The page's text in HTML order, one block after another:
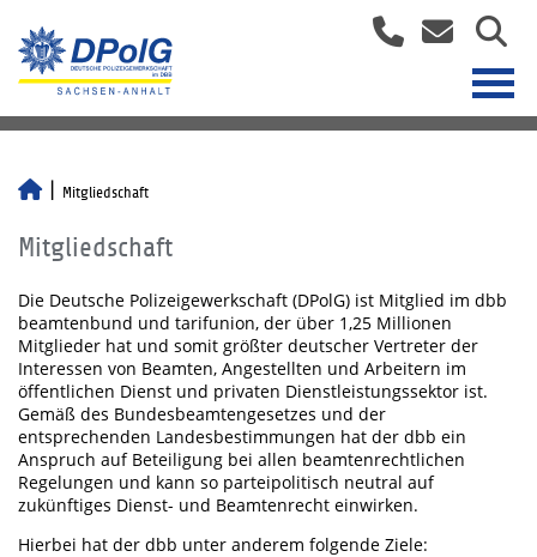
Mitgliedschaft
Mitgliedschaft
Die Deutsche Polizeigewerkschaft (DPolG) ist Mitglied im dbb
beamtenbund und tarifunion, der über 1,25 Millionen
Mitglieder hat und somit größter deutscher Vertreter der
Interessen von Beamten, Angestellten und Arbeitern im
öffentlichen Dienst und privaten Dienstleistungssektor ist.
Gemäß des Bundesbeamtengesetzes und der
entsprechenden Landesbestimmungen hat der dbb ein
Anspruch auf Beteiligung bei allen beamtenrechtlichen
Regelungen und kann so parteipolitisch neutral auf
zukünftiges Dienst- und Beamtenrecht einwirken.
Hierbei hat der dbb unter anderem folgende Ziele: